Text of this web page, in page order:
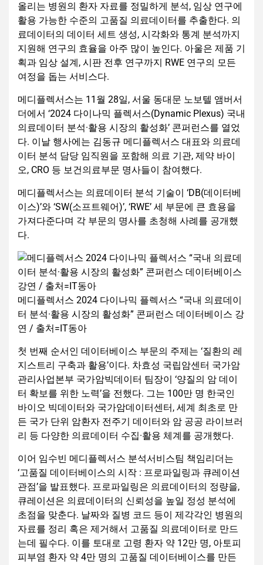
올리는 병원의 환자 자료를 정밀하게 분석, 임상 연구에
활용 가능한 수준의 고품질 의료데이터를 추출한다. 의
료데이터의 데이터 세트 생성, 시각화와 통계 분석까지
지원해 연구의 효율을 아주 많이 높인다. 아울은 제품 기
획과 임상 설계, 시판 전후 연구까지 RWE 연구의 모든
여정을 돕는 서비스다.
메디플렉서스는 11월 28일, 서울 동대문 노보텔 앰버서
더에서 ‘2024 다이나믹 플렉서스(Dynamic Plexus) 국내
의료데이터 분석·활용 시장의 활성화’ 콘퍼런스를 열었
다. 이날 행사에는 김동규 메디플렉서스 대표와 의료데
이터 분석 담당 임직원을 포함해 의료 기관, 제약 바이
오, CRO 등 보건의료부문 명사들이 참여했다.
메디플렉서스는 의료데이터 분석 기술이 ‘DB(데이터베
이스)’와 ‘SW(소프트웨어)’, ‘RWE’ 세 부문에 큰 효용을
가져다준다며 각 부문의 명사를 초청해 사례를 공개했
다.
메디플렉서스 2024 다이나믹 플렉서스 “국내 의료데이
터 분석·활용 시장의 활성화” 콘퍼런스 데이터베이스 강
연 / 출처=IT동아
첫 번째 순서인 데이터베이스 부문의 주제는 ‘질환의 레
지스트리 구축과 활용’이다. 차효성 국립암센터 국가암
관리사업본부 국가암빅데이터 팀장이 ‘양질의 암 데이
터 확보를 위한 노력’을 전했다. 그는 100만 명 한국인
바이오 빅데이터와 국가암데이터센터, 세계 최초로 만
든 국가 단위 암환자 전주기 데이터와 암 공공 라이브러
리 등 다양한 의료데이터 수집·활용 체계를 공개했다.
이어 임수빈 메디플렉서스 분석서비스팀 책임리더는
‘고품질 데이터베이스의 시작 : 프로파일링과 큐레이션
관점’을 발표했다. 프로파일링은 의료데이터의 정량을,
큐레이션은 의료데이터의 신뢰성을 높일 정성 분석에
초점을 맞춘다. 날짜와 질병 코드 등이 제각각인 병원의
자료를 정리 혹은 제거해서 고품질 의료데이터로 만드
는데 필수다. 이를 토대로 고령 환자 약 12만 명, 아토피
피부염 환자 약 4만 명의 고품질 데이터베이스를 만든